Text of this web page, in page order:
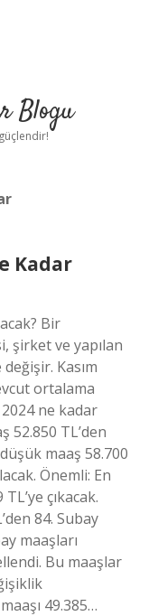
Blogu
Kadar
Bir
şirket ve yapılan
Kasım
ortalama
2024 ne kadar
52.850 TL’den
düşük maaş 58.700
Önemli: En
çıkacak.
84. Subay
maaşları
Bu maaşlar
49.385…